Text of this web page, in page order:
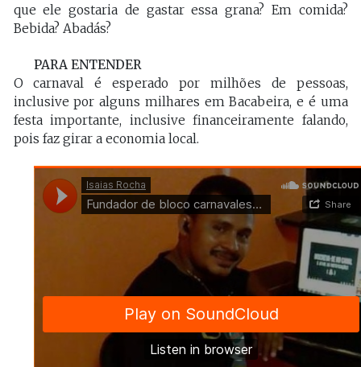
que ele gostaria de gastar essa grana? Em comida?
Bebida? Abadás?
PARA ENTENDER
O carnaval é esperado por milhões de pessoas,
inclusive por alguns milhares em Bacabeira, e é uma
festa importante, inclusive financeiramente falando,
pois faz girar a economia local.